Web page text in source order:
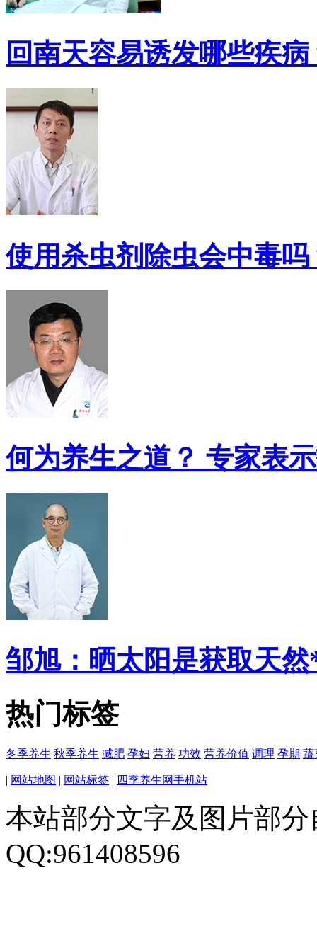
回南天容易诱发哪些疾
使用杀虫剂除虫会中毒
何为养生之道？ 专家表
邹旭：晒太阳是获取天
热门标签
冬季养生 秋季养生 减肥 孕妇 营养 功效 营养价值 调理 孕期 蔬
| 网站地图 | 网站标签 | 四季养生网手机站
本站部分文字及图片部
QQ:961408596